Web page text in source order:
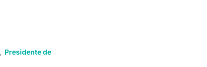
Presidente de